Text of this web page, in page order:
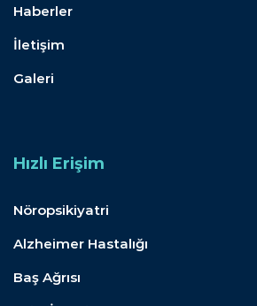
Haberler
İletişim
Galeri
Hızlı Erişim
Nöropsikiyatri
Alzheimer Hastalığı
Baş Ağrısı